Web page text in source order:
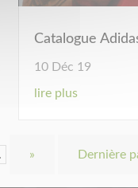
Catalogue
10 Déc 19
lire plus
» Dernière